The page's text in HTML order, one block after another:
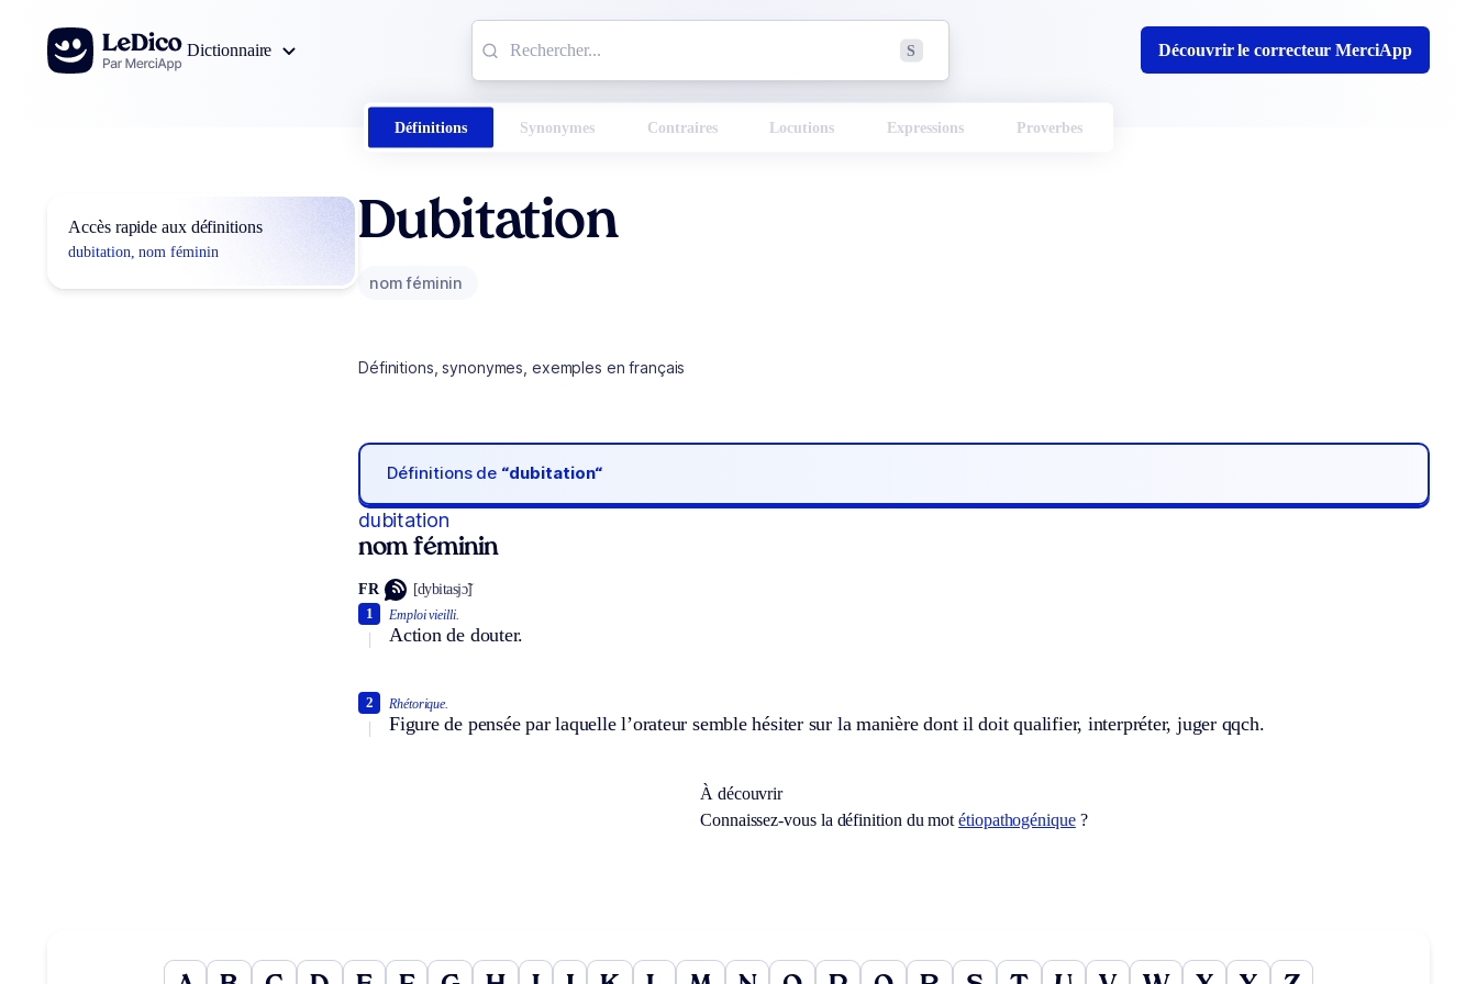
Aller au contenu
Dictionnaire
S Découvrir le correcteur MerciApp
Définitions Synonymes Contraires Locutions Expressions Proverbes
Accès rapide aux définitions
dubitation, nom féminin
Dubitation
nom féminin
Définitions, synonymes, exemples en français
Définitions de “dubitation“
dubitation
nom féminin
FR [dybitasjɔ̃]
Emploi vieilli.
Action de douter.
1
Rhétorique.
Figure de pensée par laquelle l’orateur semble hésiter sur la manière dont il doit qualifier, interpréter, juger qqch.
2
À découvrir
Connaissez-vous la définition du motétiopathogénique?